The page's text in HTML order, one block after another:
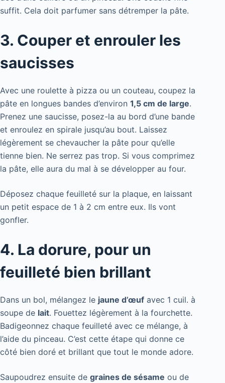
suffit. Cela doit parfumer sans détremper la pâte.
3. Couper et enrouler les
saucisses
Avec une roulette à pizza ou un couteau, coupez la
pâte en longues bandes d’environ 1,5 cm de large.
Prenez une saucisse, posez-la au bord d’une bande
et enroulez en spirale jusqu’au bout. Laissez
légèrement se chevaucher la pâte pour qu’elle
tienne bien. Ne serrez pas trop. Si vous comprimez
la pâte, elle aura du mal à se développer au four.
Déposez chaque feuilleté sur la plaque, en laissant
un petit espace de 1 à 2 cm entre eux. Ils vont
gonfler.
4. La dorure, pour un
feuilleté bien brillant
Dans un bol, mélangez le jaune d’œuf avec 1 cuil. à
soupe de lait. Fouettez légèrement à la fourchette.
Badigeonnez chaque feuilleté avec ce mélange, à
l’aide du pinceau. C’est cette étape qui donne ce
côté bien doré et brillant que tout le monde adore.
Saupoudrez ensuite de graines de sésame ou de